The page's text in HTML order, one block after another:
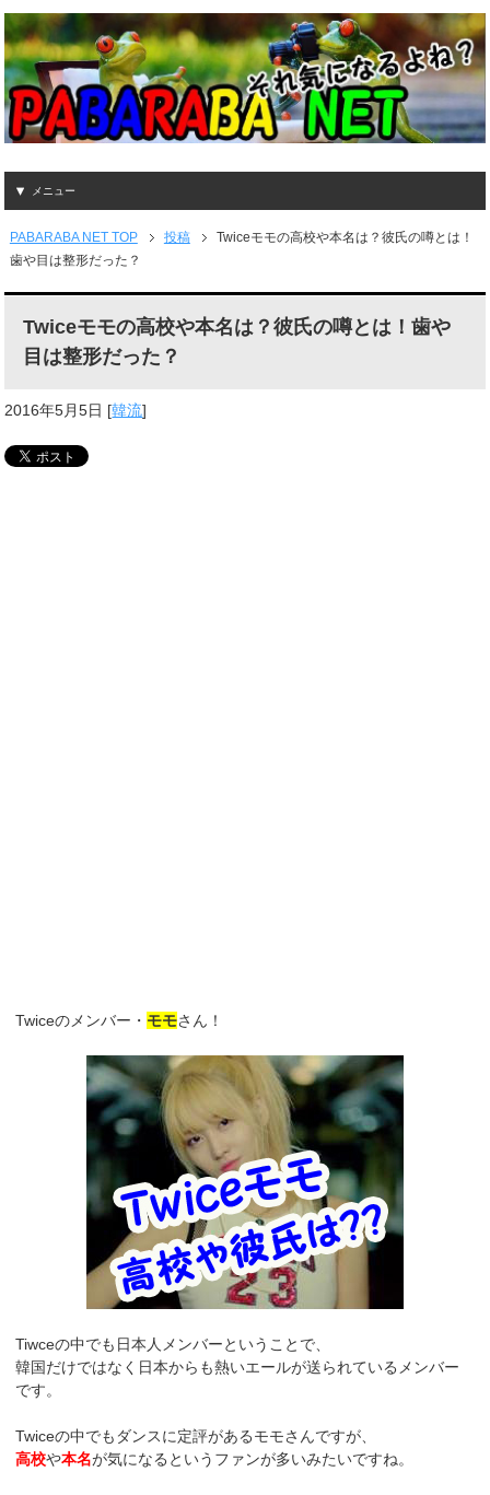
メニュー
PABARABA NET TOP 投稿
Twiceモモの高校や本名は？彼氏の噂とは！
歯や目は整形だった？
Twiceモモの高校や本名は？彼氏の噂とは！歯や
目は整形だった？
2016年5月5日 [韓流]
Twiceのメンバー・ モモさん！
Tiwceの中でも日本人メンバーということで、
韓国だけではなく日本からも熱いエールが送られているメンバー
です。
Twiceの中でもダンスに定評があるモモさんですが、
高校や本名が気になるというファンが多いみたいですね。